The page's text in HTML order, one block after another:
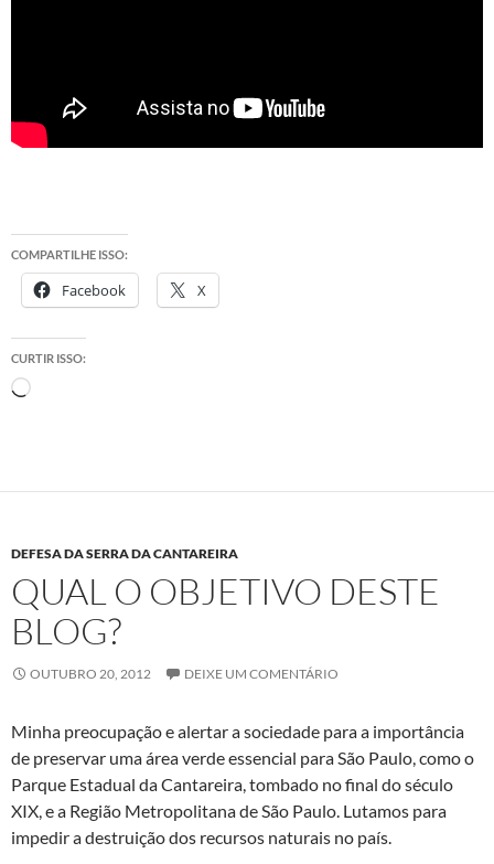
COMPARTILHE ISSO:
Facebook X
CURTIR ISSO:
Carregando...
DEFESA DA SERRA DA CANTAREIRA
QUAL O OBJETIVO DESTE
BLOG?
OUTUBRO 20, 2012 DEIXE UM COMENTÁRIO
Minha preocupação e alertar a sociedade para a importância
de preservar uma área verde essencial para São Paulo, como o
Parque Estadual da Cantareira, tombado no final do século
XIX, e a Região Metropolitana de São Paulo. Lutamos para
impedir a destruição dos recursos naturais no país.